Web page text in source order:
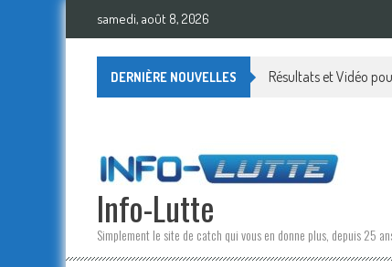
Skip
samedi, août 8, 2026
DERNIÈRE NOUVELLES Résultats et Vidéo
Info-Lutte
Simplement le site de catch qui vous en donne plus, depuis 25